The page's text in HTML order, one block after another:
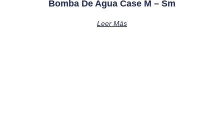
Bomba De Agua Case M – Sm
Leer Más